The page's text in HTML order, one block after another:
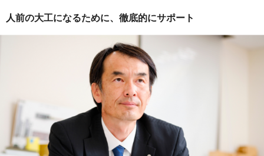
人前の大工になるために、徹底的にサポート